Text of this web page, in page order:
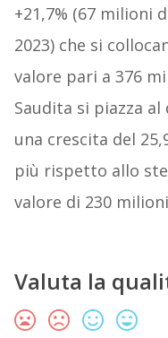
+21,7% (67 milioni
2023) che si
valore pari a 376
Saudita si piazza
una crescita del
più rispetto allo
valore di 230
Valuta la